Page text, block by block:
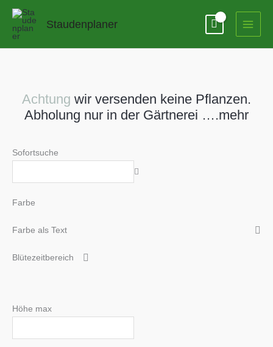
Zum
springen
Staudenplaner
Achtung wir versenden keine Pflanzen.
Abholung nur in der Gärtnerei ….mehr
Sofortsuche
Farbe
Farbe als Text
Blütezeitbereich
Höhe max